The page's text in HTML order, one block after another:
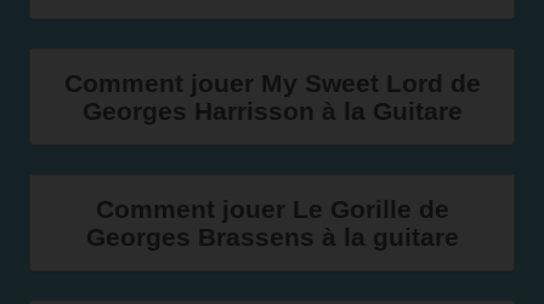
Comment jouer My Sweet Lord de
Georges Harrisson à la Guitare
Comment jouer Le Gorille de
Georges Brassens à la guitare